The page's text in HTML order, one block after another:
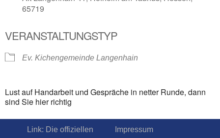
65719
VERANSTALTUNGSTYP
Ev. Kichengemeinde Langenhain
Lust auf Handarbeit und Gespräche in netter Runde, dann
sind Sie hier richtig
Link: Die offiziellen
Impressum